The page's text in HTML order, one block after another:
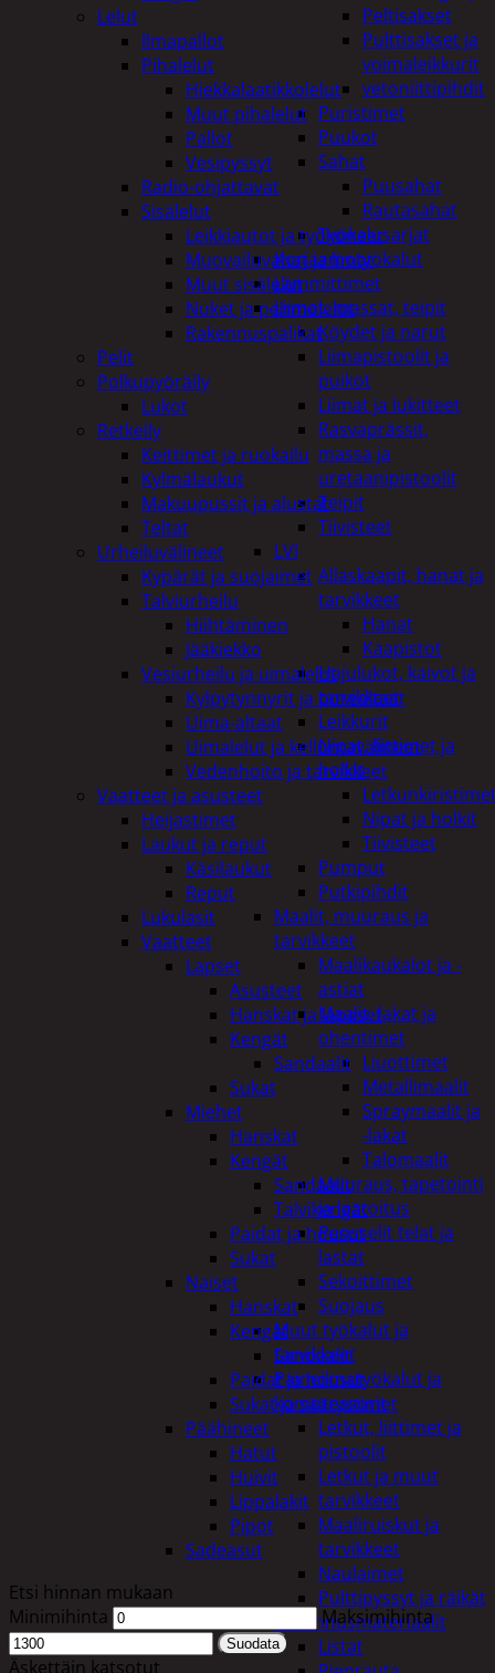
Peltisakset
Pulttisakset ja
voimaleikkurit
vetoniittipihdit
Puristimet
Puukot
Sahat
Puusahat
Rautasahat
Työkalusarjat
Korjaamotyökalut
Lämmittimet
Liimat, massat, teipit
Köydet ja narut
Liimapistoolit ja
puikot
Liimat ja lukitteet
Rasvaprässit,
massa ja
uretaanipistoolit
Teipit
Tiivisteet
LVI
Allaskaapit, hanat ja
tarvikkeet
Hanat
Kaapistot
Hajulukot, kaivot ja
tarvikkeet
Leikkurit
Nipat, liittimet ja
holkit
Nipat ja holkit
Tiivisteet
Pumput
Putkipihdit
Maalit, muuraus ja
tarvikkeet
Maalikaukalot ja -
astiat
Maalit, lakat ja
ohentimet
Liuottimet
Metallimaalit
Spraymaalit ja
-lakat
Talomaalit
Muuraus, tapetointi
ja laatoitus
Pensselit telat ja
lastat
Sekoittimet
Suojaus
Muut työkalut ja
tarvikkeet
Paineilmatyökalut ja
kompressorit
Letkut, liittimet ja
pistoolit
Letkut ja muut
tarvikkeet
Maaliruiskut ja
tarvikkeet
Naulaimet
Pulttipyssyt ja räikät
Rakennusmateriaalit
Listat
Lelut
Ilmapallot
Pihalelut
Hiekkalaatikkolelut
Muut pihalelut
Pallot
Vesipyssyt
Radio-ohjattavat
Sisälelut
Leikkiautot ja työkoneet
Muovailuvahat ja limat
Muut sisälelut
Nuket ja pehmolelut
Rakennuspalikat
Pelit
Polkupyöräily
Lukot
Retkeily
Keittimet ja ruokailu
Kylmälaukut
Makuupussit ja alustat
Teltat
Urheiluvälineet
Kypärät ja suojaimet
Talviurheilu
Hiihtäminen
Jääkiekko
Vesiurheilu ja uimalelut
Kylpytynnyrit ja porealtaat
Uima-altaat
Uimalelut ja kelluntavälineet
Vedenhoito ja tarvikkeet
Vaatteet ja asusteet
Heijastimet
Laukut ja reput
Käsilaukut
Reput
Lukulasit
Vaatteet
Lapset
Asusteet
Hanskat ja lapaset
Kengät
Sandaalit
Sukat
Miehet
Hanskat
Kengät
Sandaalit
Talvikengät
Paidat ja housut
Sukat
Naiset
Hanskat
Kengät
Sandaalit
Paidat ja housut
Sukat ja säärystimet
Päähineet
Hatut
Huivit
Lippalakit
Pipot
Sadeasut
Etsi hinnan mukaan
Minimihinta
Maksimihinta
Suodata
Äskettäin katsotut